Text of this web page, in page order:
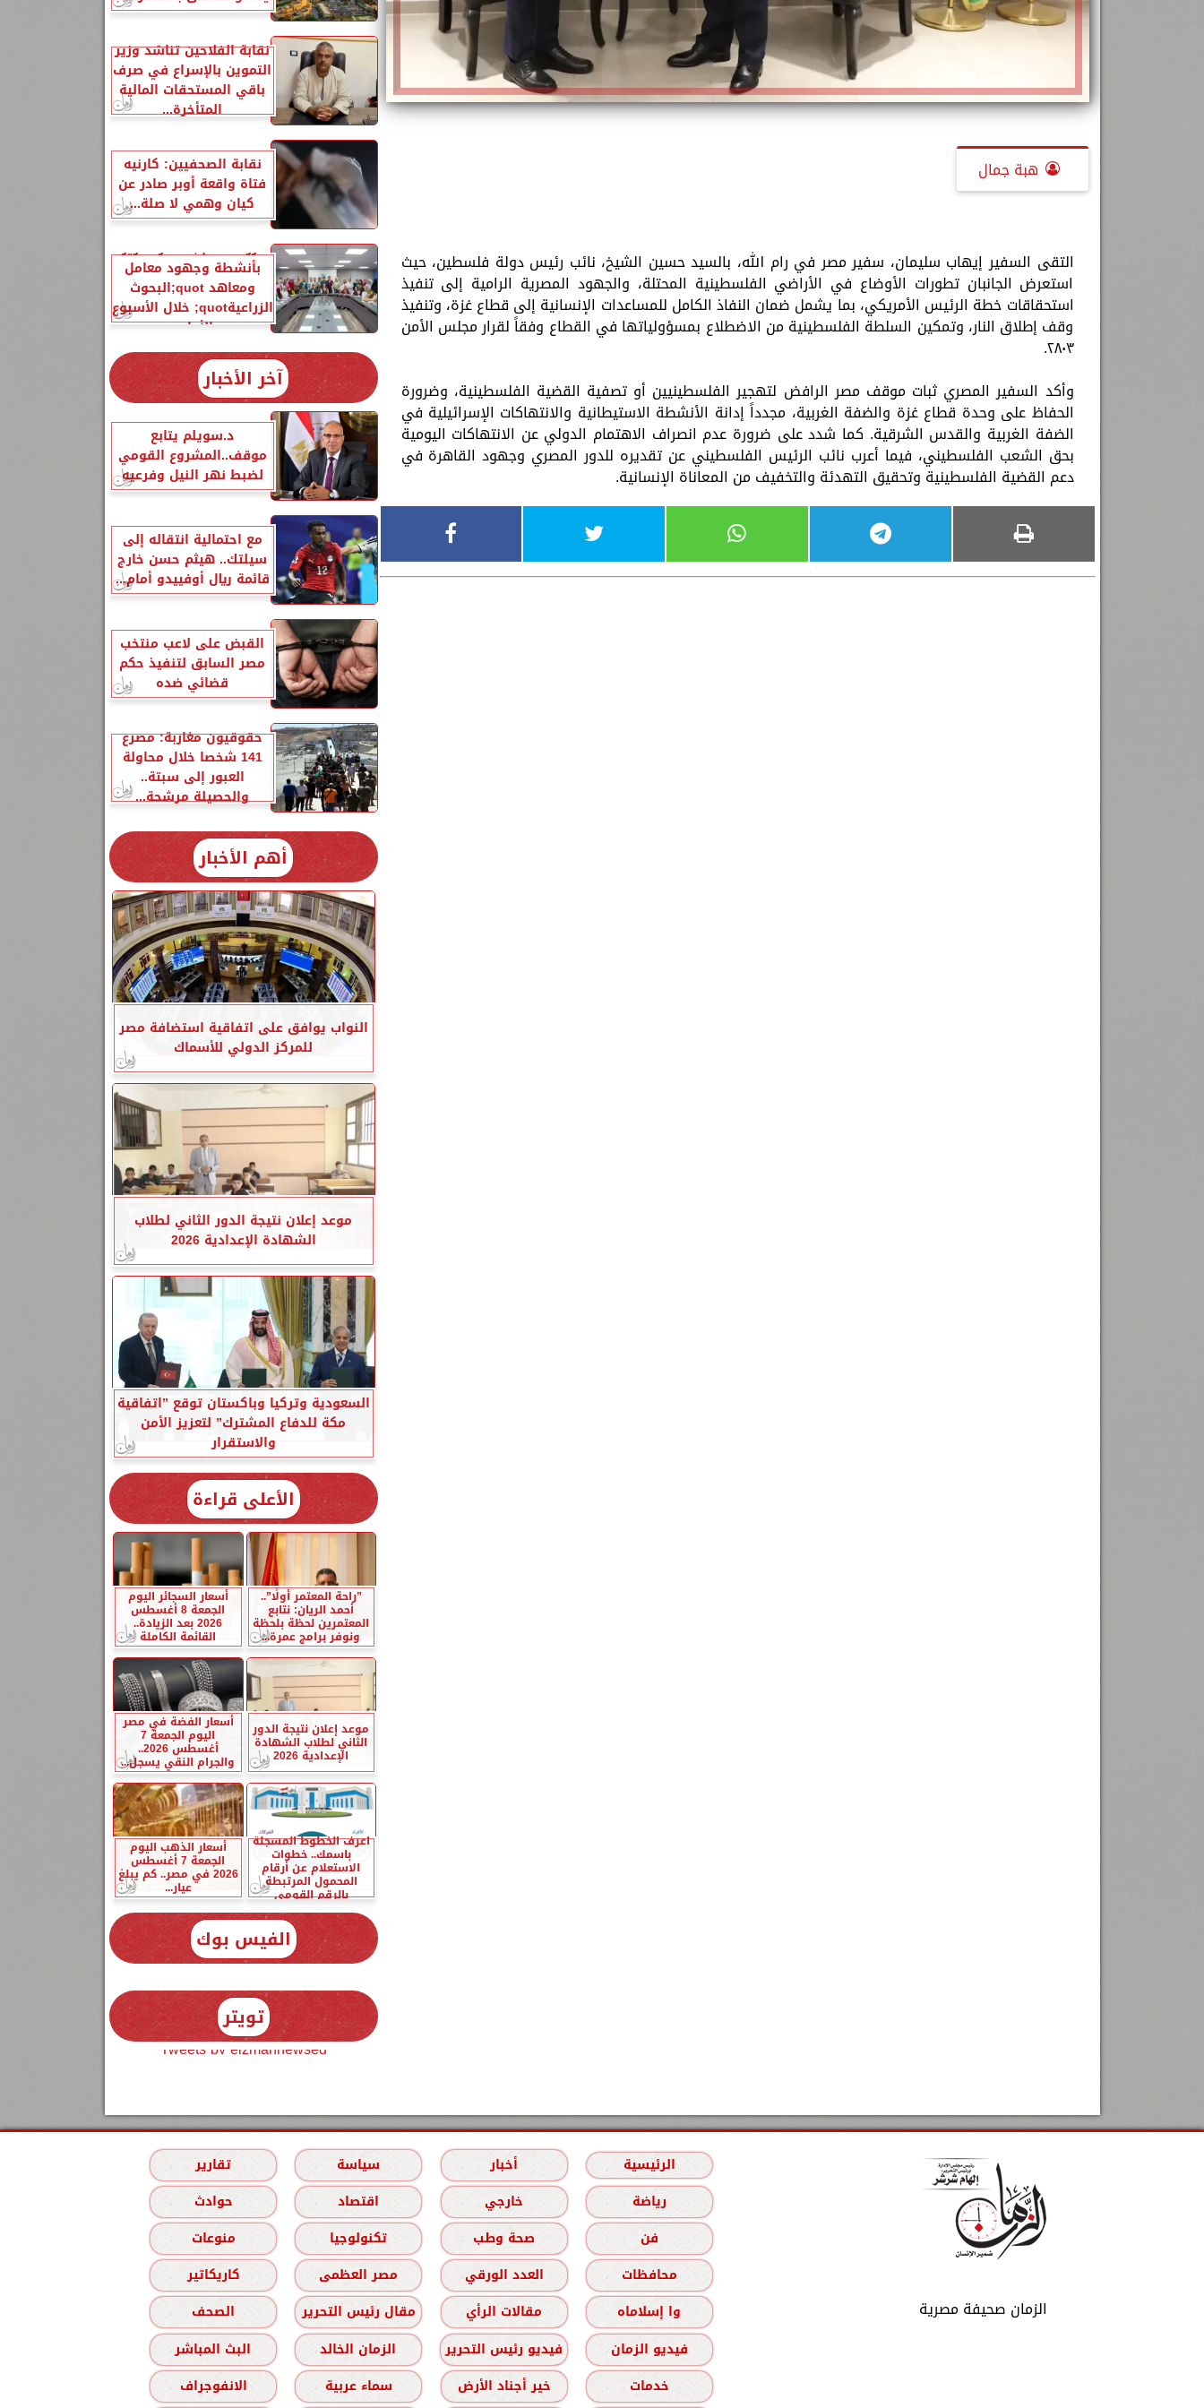
هبة جمال
التقى السفير إيهاب سليمان، سفير مصر في رام الله، بالسيد حسين الشيخ، نائب رئيس دولة فلسطين، حيث
استعرض الجانبان تطورات الأوضاع في الأراضي الفلسطينية المحتلة، والجهود المصرية الرامية إلى تنفيذ
استحقاقات خطة الرئيس الأمريكي، بما يشمل ضمان النفاذ الكامل للمساعدات الإنسانية إلى قطاع غزة، وتنفيذ
وقف إطلاق النار، وتمكين السلطة الفلسطينية من الاضطلاع بمسؤولياتها في القطاع وفقاً لقرار مجلس الأمن
٢٨٠٣.
وأكد السفير المصري ثبات موقف مصر الرافض لتهجير الفلسطينيين أو تصفية القضية الفلسطينية، وضرورة
الحفاظ على وحدة قطاع غزة والضفة الغربية، مجدداً إدانة الأنشطة الاستيطانية والانتهاكات الإسرائيلية في
الضفة الغربية والقدس الشرقية. كما شدد على ضرورة عدم انصراف الاهتمام الدولي عن الانتهاكات اليومية
بحق الشعب الفلسطيني، فيما أعرب نائب الرئيس الفلسطيني عن تقديره للدور المصري وجهود القاهرة في
دعم القضية الفلسطينية وتحقيق التهدئة والتخفيف من المعاناة الإنسانية.
نقابة الفلاحين تناشد وزير
التموين بالإسراع في صرف
باقي المستحقات المالية
المتأخرة...
نقابة الصحفيين: كارنيه
فتاة واقعة أوبر صادر عن
كيان وهمي لا صلة...
الزراعةquot; تنشر تقريرًا
بأنشطة وجهود معامل
ومعاهد quot;البحوث
الزراعيةquot; خلال الأسبوع
الأول...
آخر الأخبار
د.سويلم يتابع
موقف..المشروع القومي
لضبط نهر النيل وفرعيه
مع احتمالية انتقاله إلى
سيلتك.. هيثم حسن خارج
قائمة ريال أوفييدو أمام...
القبض على لاعب منتخب
مصر السابق لتنفيذ حكم
قضائي ضده
حقوقيون مغاربة: مصرع
141 شخصا خلال محاولة
العبور إلى سبتة..
والحصيلة مرشحة...
أهم الأخبار
النواب يوافق على اتفاقية استضافة مصر
للمركز الدولي للأسماك
موعد إعلان نتيجة الدور الثاني لطلاب
الشهادة الإعدادية 2026
السعودية وتركيا وباكستان توقع ”اتفاقية
مكة للدفاع المشترك” لتعزيز الأمن
والاستقرار
الأعلى قراءة
”راحة المعتمر أولًا”..
أحمد الريان: نتابع
المعتمرين لحظة بلحظة
ونوفر برامج عمرة...
أسعار السجائر اليوم
الجمعة 8 أغسطس
2026 بعد الزيادة..
القائمة الكاملة
موعد إعلان نتيجة الدور
الثاني لطلاب الشهادة
الإعدادية 2026
أسعار الفضة في مصر
اليوم الجمعة 7
أغسطس 2026..
والجرام النقي يسجل...
اعرف الخطوط المسجلة
باسمك.. خطوات
الاستعلام عن أرقام
المحمول المرتبطة
بالرقم القومي
أسعار الذهب اليوم
الجمعة 7 أغسطس
2026 في مصر.. كم يبلغ
عيار...
الفيس بوك
تويتر
Tweets by elzmannewseg
الزمان صحيفة مصرية
الرئيسية أخبار سياسة
تقارير
رياضة
خارجي اقتصاد
حوادث
فن
صحة وطب تكنولوجيا
منوعات
محافظات
العدد الورقي مصر العظمى
كاريكاتير
وا إسلاماه
مقالات الرأي مقال رئيس التحرير
الصحف
فيديو الزمان
فيديو رئيس التحرير الزمان الخالد
البث المباشر
خدمات
خير أجناد الأرض سماء عربية الانفوجراف